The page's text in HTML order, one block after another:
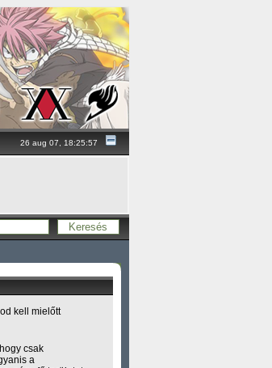
26 aug 07, 18:25:57
kell mielőtt
csak
a